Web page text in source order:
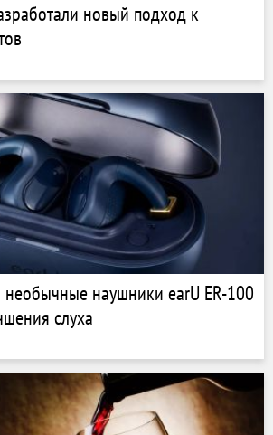
новый подход к
необычные наушники earU ER-100
слуха